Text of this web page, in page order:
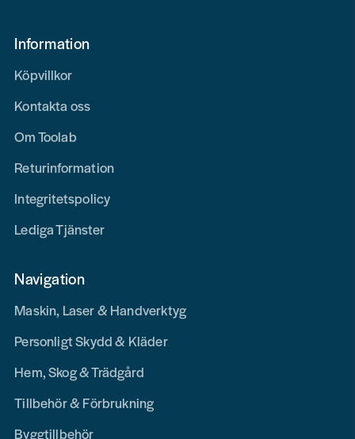
Information
Köpvillkor
Kontakta oss
Om Toolab
Returinformation
Integritetspolicy
Lediga Tjänster
Navigation
Maskin, Laser & Handverktyg
Personligt Skydd & Kläder
Hem, Skog & Trädgård
Tillbehör & Förbrukning
Byggtillbehör